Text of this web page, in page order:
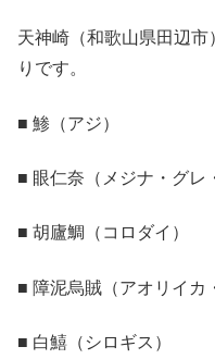
天神崎（和歌山県田辺
りです。
■ 鯵（アジ）
■ 眼仁奈（メジナ・グレ
■ 胡廬鯛（コロダイ）
■ 障泥烏賊（アオリイカ
■ 白鱚（シロギス）